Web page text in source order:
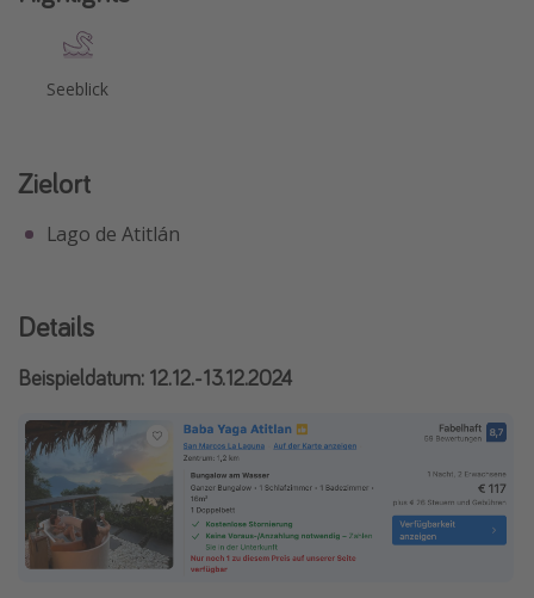
Seeblick
Zielort
Lago de Atitlán
Details
Beispieldatum: 12.12.-13.12.2024